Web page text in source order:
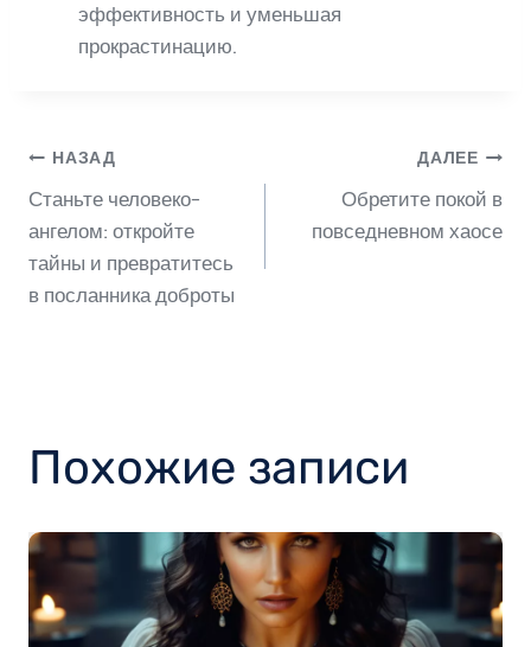
эффективность и уменьшая
прокрастинацию.
Навигация
по
записям
НАЗАД
Станьте человеко-
ангелом: откройте
тайны и превратитесь
в посланника доброты
ДАЛЕЕ
Обретите покой в
повседневном хаосе
Похожие записи